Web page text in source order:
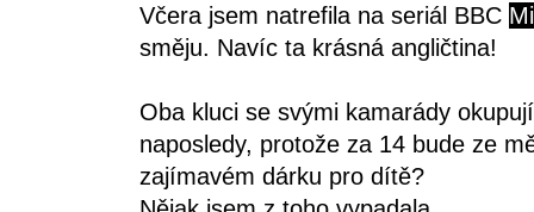
Včera jsem natrefila na seriál BBC
směju. Navíc ta krásná angličtina!
Oba kluci se svými kamarády
naposledy, protože za 14 bude ze
zajímavém dárku pro dítě?